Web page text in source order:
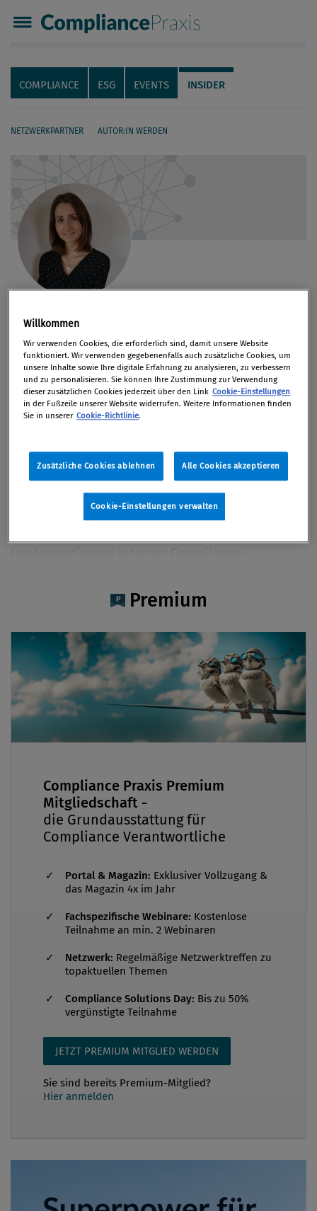
Compliance Praxis
Servicenavigation
Navigation
COMPLIANCE ESG EVENTS INSIDER
NETZWERKPARTNER AUTOR:IN WERDEN
Lea Stelzer
Artikel auf Xing teilen
Artikel auf linkedIn teilen
Artikel auf Facebook teilen
Artikellink kopieren
Artikel per Mail teilen
Vita
Lea Stelzer, BA, CKYCA ist seit 2021 bei PwC in der
Abteilung Forensic Services, insbesondere im
Bereich Anti-Financial-Crime tätig. Ihr
Schwerpunkt liegt in Know-Your-Customer,
Transaktionsmonitoring und absolviert den
Masterstudiengang Corporate Governance and
Finance.
Premium
Compliance Praxis Premium
Mitgliedschaft -
die Grundausstattung für
Compliance Verantwortliche
Portal & Magazin: Exklusiver Vollzugang &
das Magazin 4x im Jahr
Fachspezifische Webinare: Kostenlose
Teilnahme an min. 2 Webinaren
Netzwerk: Regelmäßige Netzwerktreffen zu
topaktuellen Themen
Compliance Solutions Day: Bis zu 50%
vergünstigte Teilnahme
JETZT PREMIUM MITGLIED WERDEN
Sie sind bereits Premium-Mitglied?
Hier anmelden
Willkommen
Wir verwenden Cookies, die erforderlich sind, damit unsere Website
funktioniert. Wir verwenden gegebenenfalls auch zusätzliche Cookies, um
unsere Inhalte sowie Ihre digitale Erfahrung zu analysieren, zu verbessern
und zu personalisieren. Sie können Ihre Zustimmung zur Verwendung
dieser zusätzlichen Cookies jederzeit über den Link Cookie-Einstellungen
in der Fußzeile unserer Website widerrufen. Weitere Informationen finden
Sie in unserer Cookie-Richtlinie.
Zusätzliche Cookies ablehnen Alle Cookies akzeptieren
Cookie-Einstellungen verwalten